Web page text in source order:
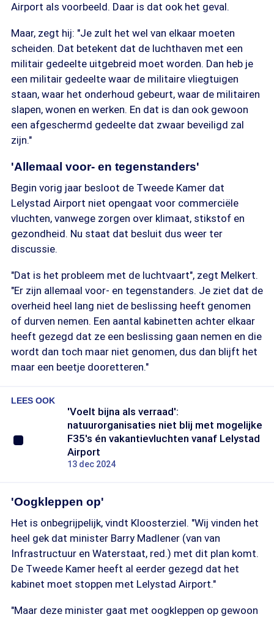
Airport als voorbeeld. Daar is dat ook het geval.
Maar, zegt hij: "Je zult het wel van elkaar moeten
scheiden. Dat betekent dat de luchthaven met een
militair gedeelte uitgebreid moet worden. Dan heb je
een militair gedeelte waar de militaire vliegtuigen
staan, waar het onderhoud gebeurt, waar de militairen
slapen, wonen en werken. En dat is dan ook gewoon
een afgeschermd gedeelte dat zwaar beveiligd zal
zijn."
'Allemaal voor- en tegenstanders'
Begin vorig jaar besloot de Tweede Kamer dat
Lelystad Airport niet opengaat voor commerciële
vluchten, vanwege zorgen over klimaat, stikstof en
gezondheid. Nu staat dat besluit dus weer ter
discussie.
"Dat is het probleem met de luchtvaart", zegt Melkert.
"Er zijn allemaal voor- en tegenstanders. Je ziet dat de
overheid heel lang niet de beslissing heeft genomen
of durven nemen. Een aantal kabinetten achter elkaar
heeft gezegd dat ze een beslissing gaan nemen en die
wordt dan toch maar niet genomen, dus dan blijft het
maar een beetje dooretteren."
LEES OOK
'Voelt bijna als verraad':
natuurorganisaties niet blij met mogelijke
F35's én vakantievluchten vanaf Lelystad
Airport
13 dec 2024
'Oogkleppen op'
Het is onbegrijpelijk, vindt Kloosterziel. "Wij vinden het
heel gek dat minister Barry Madlener (van van
Infrastructuur en Waterstaat, red.) met dit plan komt.
De Tweede Kamer heeft al eerder gezegd dat het
kabinet moet stoppen met Lelystad Airport."
"Maar deze minister gaat met oogkleppen op gewoon